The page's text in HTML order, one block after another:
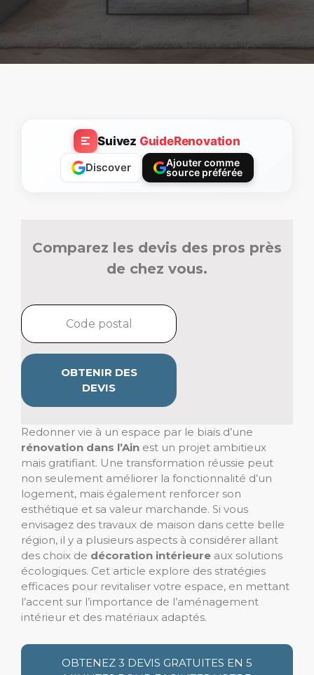
Suivez GuideRenovation
Discover
Ajouter comme
source préférée
Comparez les devis des pros près
de chez vous.
OBTENIR DES
DEVIS
Redonner vie à un espace par le biais d’une
rénovation dans l’Ain est un projet ambitieux
mais gratifiant. Une transformation réussie peut
non seulement améliorer la fonctionnalité d’un
logement, mais également renforcer son
esthétique et sa valeur marchande. Si vous
envisagez des travaux de maison dans cette belle
région, il y a plusieurs aspects à considérer allant
des choix de décoration intérieure aux solutions
écologiques. Cet article explore des stratégies
efficaces pour revitaliser votre espace, en mettant
l’accent sur l’importance de l’aménagement
intérieur et des matériaux adaptés.
OBTENEZ 3 DEVIS GRATUITES EN 5